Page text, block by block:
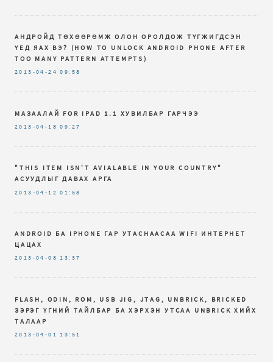
АНДРОЙД ТӨХӨӨРӨМЖ ОЛОН ОРОЛДОЖ ТҮГЖИГДСЭН
ҮЕД ЯАХ ВЭ? (HOW TO UNLOCK ANDROID PHONE AFTER
TOO MANY PATTERN ATTEMPTS)
2013-04-24 09:58
МАЗААЛАЙ FOR IPAD 1.1 ХУВИЛБАР ГАРЧЭЭ
2013-04-18 09:27
"THIS ITEM ISN'T AVIALABLE IN YOUR COUNTRY"
АСУУДЛЫГ ДАВАХ АРГА
2013-04-12 01:58
ANDROID БА IPHONE ГАР УТАСНААСАА WIFI ИНТЕРНЕТ
ЦАЦАХ
2013-04-08 13:37
FLASH, ODIN, ROM, USB JIG, JTAG, UNBRICK, BRICKED
ЗЭРЭГ ҮГНИЙ ТАЙЛБАР БА ХЭРХЭН УТСАА UNBRICK ХИЙХ
ТАЛААР
2013-04-01 13:51